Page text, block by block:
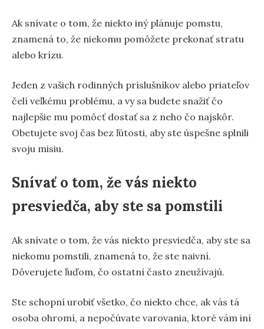
Ak snívate o tom, že niekto iný plánuje pomstu,
znamená to, že niekomu pomôžete prekonať stratu
alebo krízu.
Jeden z vašich rodinných príslušníkov alebo priateľov
čelí veľkému problému, a vy sa budete snažiť čo
najlepšie mu pomôcť dostať sa z neho čo najskôr.
Obetujete svoj čas bez ľútosti, aby ste úspešne splnili
svoju misiu.
Snívať o tom, že vás niekto
presviedča, aby ste sa pomstili
Ak snívate o tom, že vás niekto presviedča, aby ste sa
niekomu pomstili, znamená to, že ste naivní.
Dôverujete ľuďom, čo ostatní často zneužívajú.
Ste schopní urobiť všetko, čo niekto chce, ak vás tá
osoba ohromí, a nepočúvate varovania, ktoré vám iní